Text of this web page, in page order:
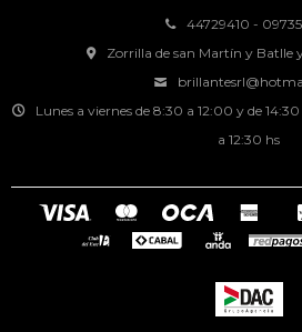
44729410 -
Zorrilla de san Martín y Batlle
Lunes a viernes de 8:30 a 12:00 y de
a 12:30 hs